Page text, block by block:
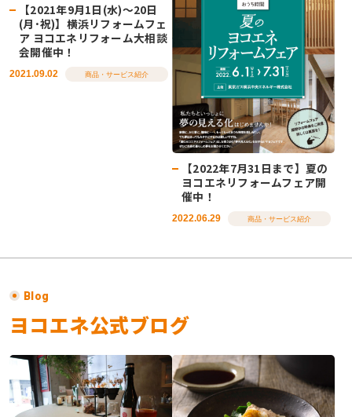
【2021年9月1日(水)～20日
(月･祝)】横浜リフォームフェ
ア ヨコエネリフォーム大相談
会開催中！
2021.09.02 商品・サービス紹介
【2022年7月31日まで】夏の
ヨコエネリフォームフェア開
催中！
2022.06.29 商品・サービス紹介
Blog
ヨコエネ公式ブログ